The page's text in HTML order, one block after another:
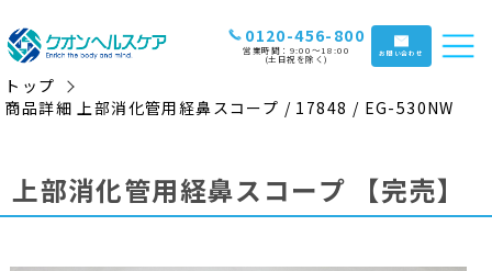
0120-456-800
営業時間：9:00〜18:00
(土日祝を除く) お問い合わせ
トップ
商品詳細 上部消化管用経鼻スコープ / 17848 / EG-530NW
上部消化管用経鼻スコープ 【完売】